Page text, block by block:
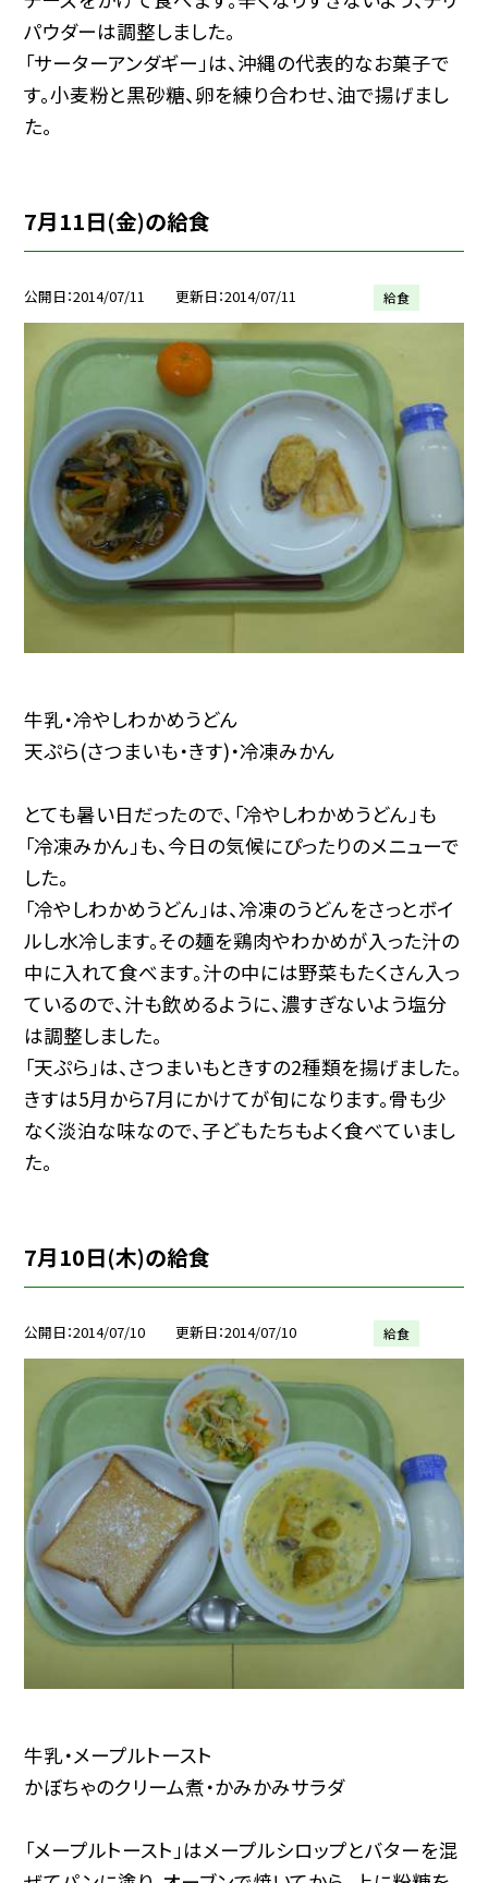
パウダーは調整しました。
「サーターアンダギー」は、沖縄の代表的なお菓子で
す。小麦粉と黒砂糖、卵を練り合わせ、油で揚げまし
た。
7月11日(金)の給食
公開日 2014/07/11 更新日 2014/07/11 給食
牛乳・冷やしわかめうどん
天ぷら(さつまいも・きす)・冷凍みかん
とても暑い日だったので、「冷やしわかめうどん」も
「冷凍みかん」も、今日の気候にぴったりのメニューで
した。
「冷やしわかめうどん」は、冷凍のうどんをさっとボイ
ルし水冷します。その麺を鶏肉やわかめが入った汁の
中に入れて食べます。汁の中には野菜もたくさん入っ
ているので、汁も飲めるように、濃すぎないよう塩分
は調整しました。
「天ぷら」は、さつまいもときすの2種類を揚げました。
きすは5月から7月にかけてが旬になります。骨も少
なく淡泊な味なので、子どもたちもよく食べていまし
た。
7月10日(木)の給食
公開日 2014/07/10 更新日 2014/07/10 給食
牛乳・メープルトースト
かぼちゃのクリーム煮・かみかみサラダ
「メープルトースト」はメープルシロップとバターを混